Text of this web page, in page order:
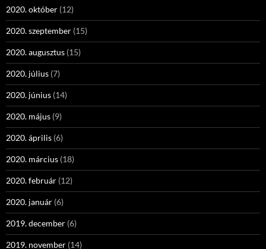
2020. október (12)
2020. szeptember (15)
2020. augusztus (15)
2020. július (7)
2020. június (14)
2020. május (9)
2020. április (6)
2020. március (18)
2020. február (12)
2020. január (6)
2019. december (6)
2019. november (14)